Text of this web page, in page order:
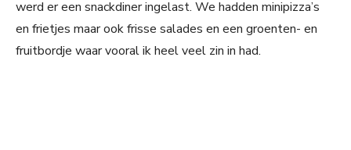
werd er een snackdiner ingelast. We hadden minipizza’s
en frietjes maar ook frisse salades en een groenten- en
fruitbordje waar vooral ik heel veel zin in had.